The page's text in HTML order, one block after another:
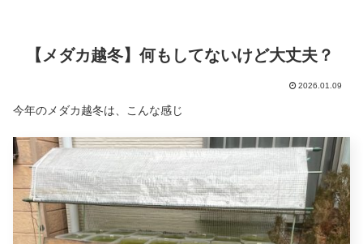
【メダカ越冬】何もしてないけど大丈夫？
2026.01.09
今年のメダカ越冬は、こんな感じ